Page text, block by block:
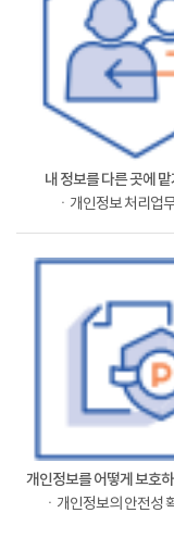
내 정보를 다른 곳에
ㆍ개인정보 처리업
개인정보를 어떻게 보호
ㆍ개인정보의 안전성